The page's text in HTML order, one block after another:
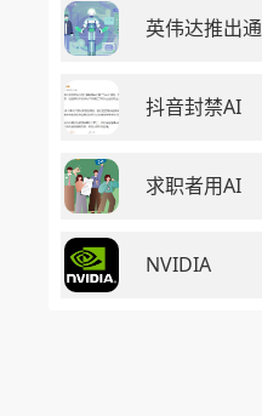
英伟达推出通
抖音封禁AI
求职者用AI
NVIDIA